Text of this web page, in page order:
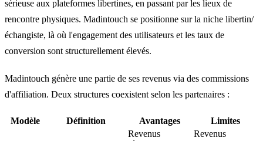
sérieuse aux plateformes libertines, en passant par les lieux de
rencontre physiques. Madintouch se positionne sur la niche libertin/
échangiste, là où l'engagement des utilisateurs et les taux de
conversion sont structurellement élevés.
Madintouch génère une partie de ses revenus via des commissions
d'affiliation. Deux structures coexistent selon les partenaires :
Modèle Définition Avantages Limites
Revenus
Revenus